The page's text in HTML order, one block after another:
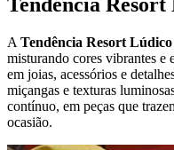
Tendência Resort
A Tendência Resort Lúdico
misturando cores vibrantes e
em joias, acessórios e
miçangas e texturas
contínuo, em peças que
ocasião.